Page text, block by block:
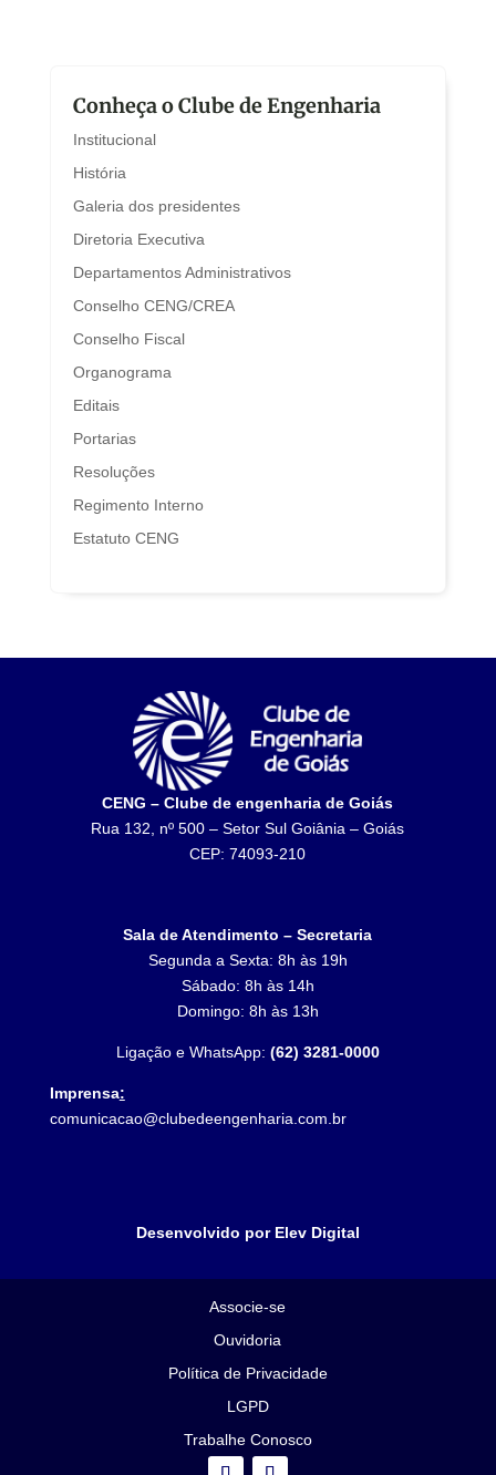
Conheça o Clube de Engenharia
Institucional
História
Galeria dos presidentes
Diretoria Executiva
Departamentos Administrativos
Conselho CENG/CREA
Conselho Fiscal
Organograma
Editais
Portarias
Resoluções
Regimento Interno
Estatuto CENG
CENG – Clube de engenharia de Goiás
Rua 132, nº 500 – Setor Sul Goiânia – Goiás
CEP: 74093-210
Sala de Atendimento – Secretaria
Segunda a Sexta: 8h às 19h
Sábado: 8h às 14h
Domingo: 8h às 13h
Ligação e WhatsApp: (62) 3281-0000
Imprensa:
comunicacao@clubedeengenharia.com.br
Desenvolvido por Elev Digital
Associe-se
Ouvidoria
Política de Privacidade
LGPD
Trabalhe Conosco